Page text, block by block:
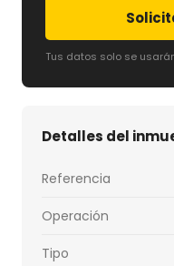
Tus datos solo se
Detalles del
Referencia
Operación
Tipo